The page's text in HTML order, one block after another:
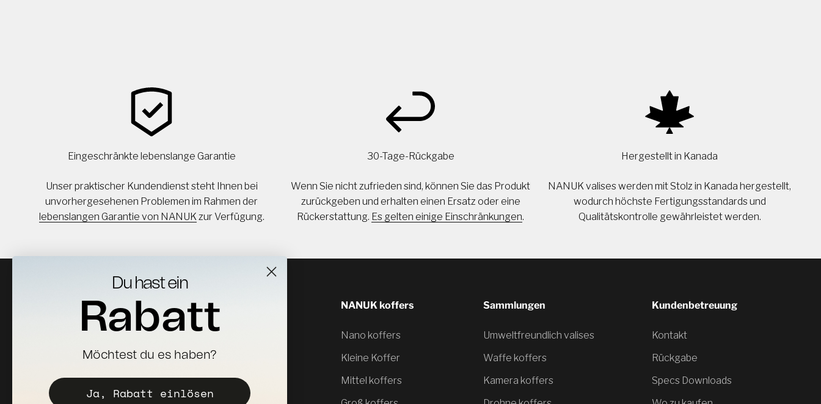
Eingeschränkte lebenslange Garantie
Unser praktischer Kundendienst steht Ihnen bei
unvorhergesehenen Problemen im Rahmen der
lebenslangen Garantie von NANUK zur Verfügung.
30-Tage-Rückgabe
Wenn Sie nicht zufrieden sind, können Sie das Produkt
zurückgeben und erhalten einen Ersatz oder eine
Rückerstattung. Es gelten einige Einschränkungen.
Hergestellt in Kanada
NANUK valises werden mit Stolz in Kanada hergestellt,
wodurch höchste Fertigungsstandards und
Qualitätskontrolle gewährleistet werden.
Rabatt auf Ihre erste Bestellung an.
E-Mail
Abonnieren
NANUK koffers
Nano koffers
Kleine Koffer
Mittel koffers
Sammlungen
Umweltfreundlich valises
Waffe koffers
Kamera koffers
Kundenbetreuung
Kontakt
Rückgabe
Specs Downloads
Du hast ein
Rabatt
Möchtest du es haben?
Ja, Rabatt einlösen